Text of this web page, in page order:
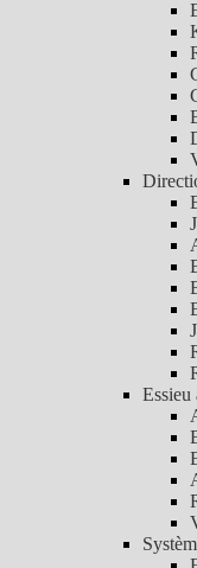
Essieu